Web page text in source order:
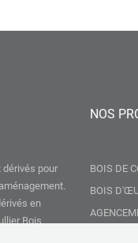
dérivés pour
en
Bois
NOS
BOIS DE
BOIS